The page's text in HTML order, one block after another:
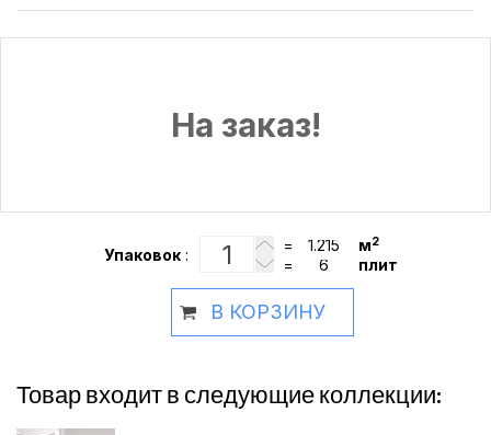
На заказ!
Упаковок :
= м2
= плит
В КОРЗИНУ
Товар входит в следующие коллекции: